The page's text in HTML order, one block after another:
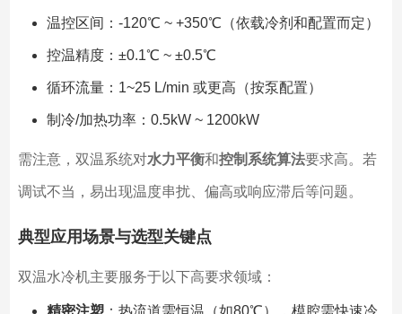
温控区间：-120℃ ~ +350℃（依载冷剂和配置而定）
控温精度：±0.1℃ ~ ±0.5℃
循环流量：1~25 L/min 或更高（按泵配置）
制冷/加热功率：0.5kW ~ 1200kW
需注意，双温系统对水力平衡和控制系统算法要求高。若
调试不当，易出现温度串扰、偏高或响应滞后等问题。
典型应用场景与选型关键点
双温水冷机主要服务于以下高要求领域：
精密注塑：热流道需恒温（如80℃），模腔需快速冷